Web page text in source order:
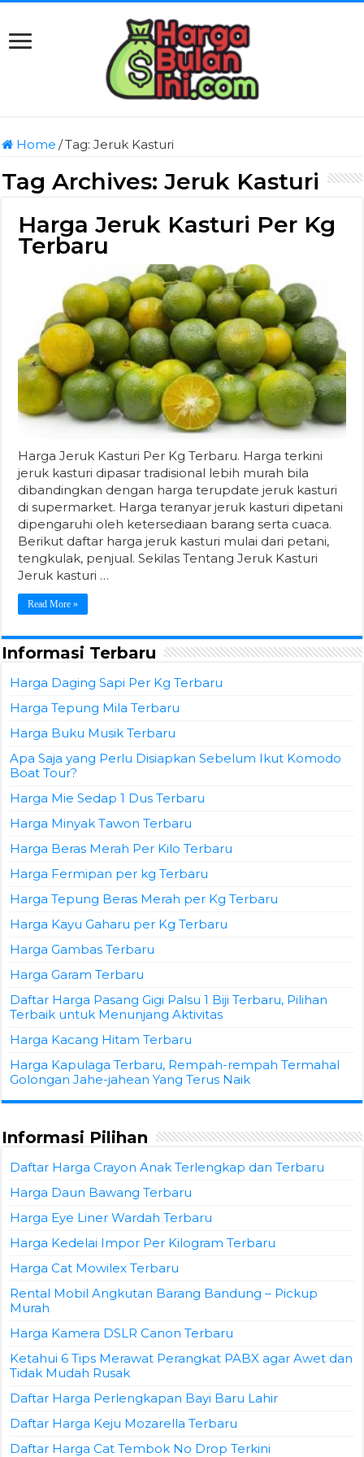
Home /Tag:Jeruk Kasturi
Tag Archives:Jeruk Kasturi
Harga Jeruk Kasturi Per Kg
Terbaru
Harga Jeruk Kasturi Per Kg Terbaru. Harga terkini
jeruk kasturi dipasar tradisional lebih murah bila
dibandingkan dengan harga terupdate jeruk kasturi
di supermarket. Harga teranyar jeruk kasturi dipetani
dipengaruhi oleh ketersediaan barang serta cuaca.
Berikut daftar harga jeruk kasturi mulai dari petani,
tengkulak, penjual. Sekilas Tentang Jeruk Kasturi
Jeruk kasturi …
Read More »
Informasi Terbaru
Harga Daging Sapi Per Kg Terbaru
Harga Tepung Mila Terbaru
Harga Buku Musik Terbaru
Apa Saja yang Perlu Disiapkan Sebelum Ikut Komodo
Boat Tour?
Harga Mie Sedap 1 Dus Terbaru
Harga Minyak Tawon Terbaru
Harga Beras Merah Per Kilo Terbaru
Harga Fermipan per kg Terbaru
Harga Tepung Beras Merah per Kg Terbaru
Harga Kayu Gaharu per Kg Terbaru
Harga Gambas Terbaru
Harga Garam Terbaru
Daftar Harga Pasang Gigi Palsu 1 Biji Terbaru, Pilihan
Terbaik untuk Menunjang Aktivitas
Harga Kacang Hitam Terbaru
Harga Kapulaga Terbaru, Rempah-rempah Termahal
Golongan Jahe-jahean Yang Terus Naik
Informasi Pilihan
Daftar Harga Crayon Anak Terlengkap dan Terbaru
Harga Daun Bawang Terbaru
Harga Eye Liner Wardah Terbaru
Harga Kedelai Impor Per Kilogram Terbaru
Harga Cat Mowilex Terbaru
Rental Mobil Angkutan Barang Bandung – Pickup
Murah
Harga Kamera DSLR Canon Terbaru
Ketahui 6 Tips Merawat Perangkat PABX agar Awet dan
Tidak Mudah Rusak
Daftar Harga Perlengkapan Bayi Baru Lahir
Daftar Harga Keju Mozarella Terbaru
Daftar Harga Cat Tembok No Drop Terkini